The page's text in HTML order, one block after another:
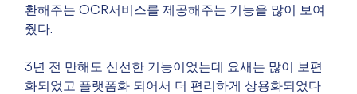
환해주는 OCR서비스를 제공해주는 기능을 많이 보여
줬다.
3년 전 만해도 신선한 기능이었는데 요새는 많이 보편
화되었고 플랫폼화 되어서 더 편리하게 상용화되었다